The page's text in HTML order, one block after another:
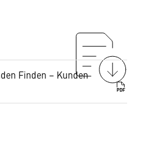
Finden – Kunden
PDF